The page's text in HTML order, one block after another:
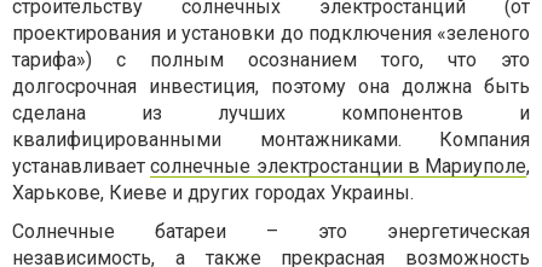
строительству солнечных электростанций (от
проектирования и установки до подключения «зеленого
тарифа») с полным осознанием того, что это
долгосрочная инвестиция, поэтому она должна быть
сделана из лучших компонентов и
квалифицированными монтажниками. Компания
устанавливаетсолнечные электростанции в Мариуполе,
Харькове, Киеве и других городах Украины.
Солнечные батареи – это энергетическая
независимость, а также прекрасная возможность